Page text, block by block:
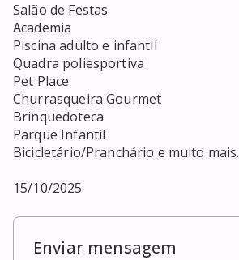
Salão de Festas
Academia
Piscina adulto e infantil
Quadra poliesportiva
Pet Place
Churrasqueira Gourmet
Brinquedoteca
Parque Infantil
Bicicletário/Pranchário e muito mais.
15/10/2025
Enviar mensagem